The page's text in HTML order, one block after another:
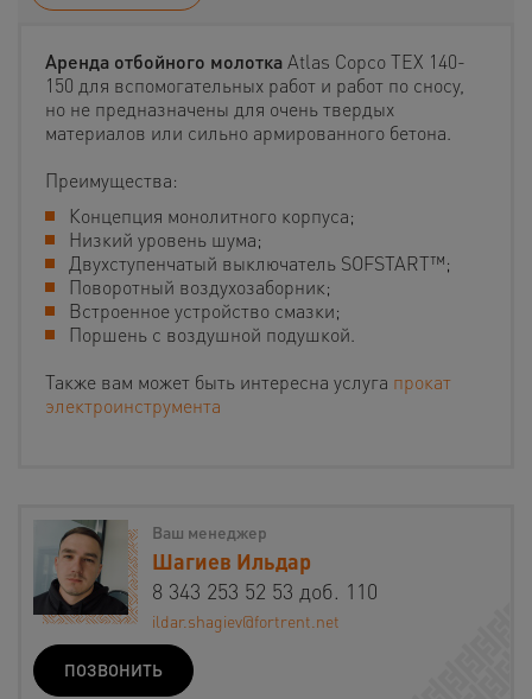
Аренда отбойного молоткаAtlas Copco TEX 140-
150 для вспомогательных работ и работ по сносу,
но не предназначены для очень твердых
материалов или сильно армированного бетона.
Преимущества:
Концепция монолитного корпуса;
Низкий уровень шума;
Двухступенчатый выключатель SOFSTART™;
Поворотный воздухозаборник;
Встроенное устройство смазки;
Поршень с воздушной подушкой.
Также вам может быть интересна услуга прокат
электроинструмента
Ваш менеджер
Шагиев Ильдар
8 343 253 52 53 доб. 110
ildar.shagiev@fortrent.net
ПОЗВОНИТЬ